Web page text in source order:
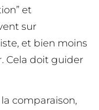
et
sur
et bien moins
Cela doit guider
comparaison,